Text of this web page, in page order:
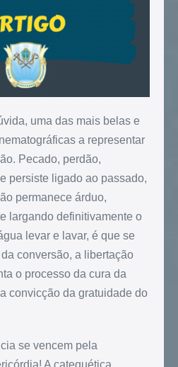
uma das mais belas e
a representar
Pecado, perdão,
persiste ligado ao passado,
permanece árduo,
largando definitivamente o
levar e lavar, é que se
conversão, a libertação
o processo da cura da
convicção da gratuidade do
se vencem pela
A catequética